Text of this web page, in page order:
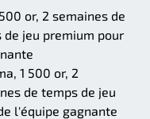
or, 2 semaines de
jeu premium pour
1 500 or, 2
de temps de jeu
l'équipe gagnante